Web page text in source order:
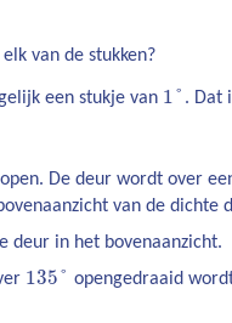
van de stukken?
een stukje van 1° . Dat
De deur wordt over
van de dichte
deur in het bovenaanzicht.
135° opengedraaid